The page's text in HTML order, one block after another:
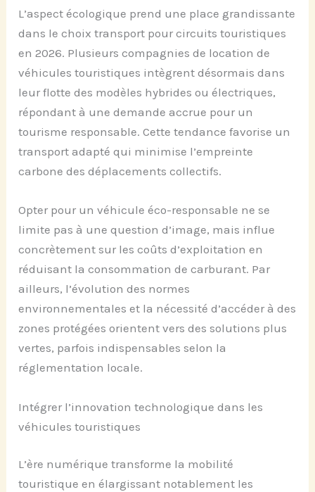
L’aspect écologique prend une place grandissante
dans le choix transport pour circuits touristiques
en 2026. Plusieurs compagnies de location de
véhicules touristiques intègrent désormais dans
leur flotte des modèles hybrides ou électriques,
répondant à une demande accrue pour un
tourisme responsable. Cette tendance favorise un
transport adapté qui minimise l’empreinte
carbone des déplacements collectifs.
Opter pour un véhicule éco-responsable ne se
limite pas à une question d’image, mais influe
concrètement sur les coûts d’exploitation en
réduisant la consommation de carburant. Par
ailleurs, l’évolution des normes
environnementales et la nécessité d’accéder à des
zones protégées orientent vers des solutions plus
vertes, parfois indispensables selon la
réglementation locale.
Intégrer l’innovation technologique dans les
véhicules touristiques
L’ère numérique transforme la mobilité
touristique en élargissant notablement les